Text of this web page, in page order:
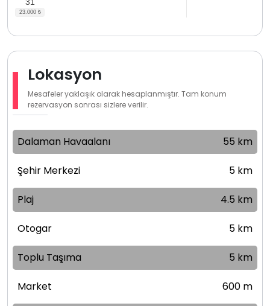
31
Lokasyon
Mesafeler yaklaşık olarak hesaplanmıştır. Tam konum
rezervasyon sonrası sizlere verilir.
Dalaman Havaalanı 55 km
Şehir Merkezi 5 km
Plaj 4.5 km
Otogar 5 km
Toplu Taşıma 5 km
Market 600 m